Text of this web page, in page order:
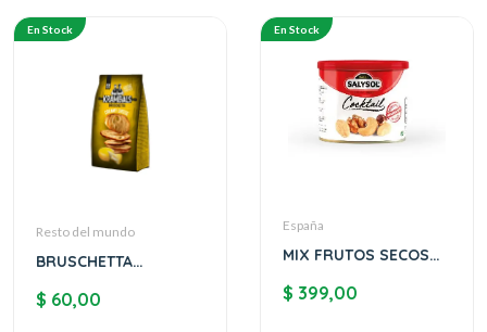
En Stock
Resto del mundo
BRUSCHETTA
$ 60,00
En Stock
España
MIX FRUTOS SECOS
$ 399,00